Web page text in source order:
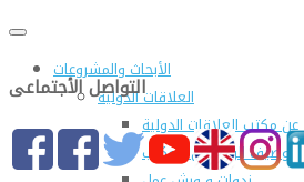
الأبحاث والمشروعات
العلاقات الدولية
عن مكتب العلاقات الدولية
التوصيف الوظيفى للمكتب
التواصل الأجتماعى